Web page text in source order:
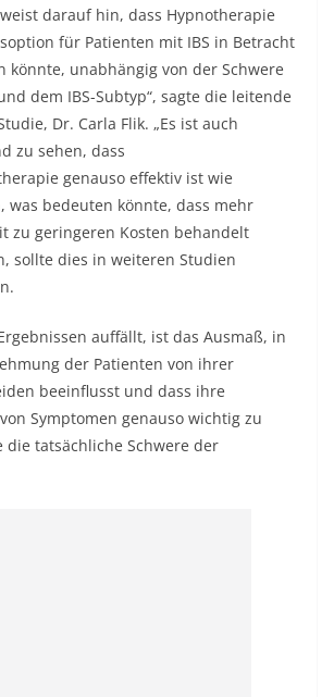
darauf hin, dass Hypnotherapie
für Patienten mit IBS in Betracht
könnte, unabhängig von der Schwere
dem IBS-Subtyp“, sagte die leitende
Dr. Carla Flik. „Es ist auch
zu sehen, dass
genauso effektiv ist wie
was bedeuten könnte, dass mehr
zu geringeren Kosten behandelt
sollte dies in weiteren Studien
auffällt, ist das Ausmaß, in
der Patienten von ihrer
beeinflusst und dass ihre
Symptomen genauso wichtig zu
die tatsächliche Schwere der